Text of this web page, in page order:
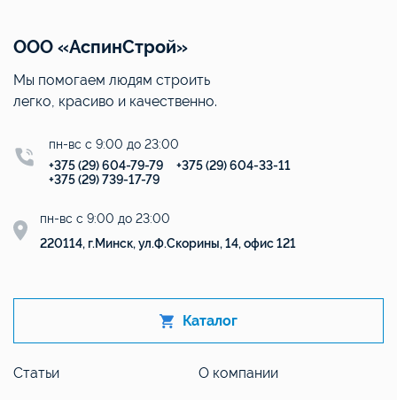
ООО «АспинСтрой»
Мы помогаем людям строить
легко, красиво и качественно.
пн-вс с 9:00 до 23:00
+375 (29) 604-79-79
+375 (29) 604-33-11
+375 (29) 739-17-79
пн-вс с 9:00 до 23:00
220114, г.Минск, ул.Ф.Скорины, 14, офис 121
Каталог
Статьи О компании